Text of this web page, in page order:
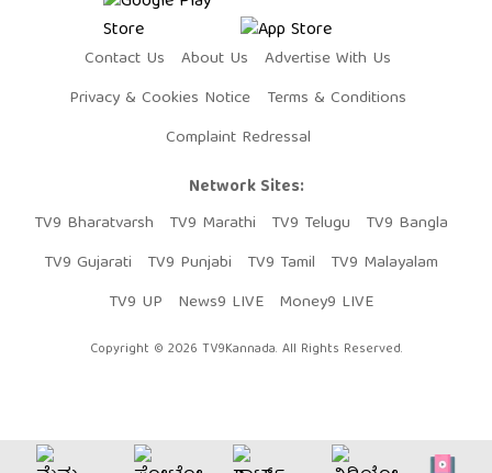
Contact Us About Us
Advertise With Us
Privacy & Cookies Notice
Terms & Conditions
Complaint Redressal
Network Sites:
TV9 Bharatvarsh
TV9 Marathi TV9 Telugu
TV9 Bangla
TV9 Gujarati
TV9 Punjabi TV9 Tamil
TV9 Malayalam
TV9 UP
News9 LIVE Money9 LIVE
Copyright © 2026 TV9Kannada. All Rights Reserved.